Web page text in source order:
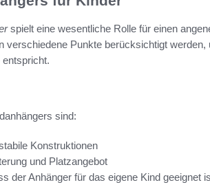
spielt eine wesentliche Rolle für einen
Punkte berücksichtigt werden,
sind:
Konstruktionen
und Platzangebot
der Anhänger für das eigene Kind geeignet